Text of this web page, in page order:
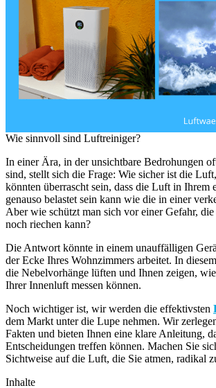
Wie sinnvoll sind Luftreiniger?
In einer Ära, in der unsichtbare Bedrohungen
sind, stellt sich die Frage: Wie sicher ist die
könnten überrascht sein, dass die Luft in Ihrem
genauso belastet sein kann wie die in einer
Aber wie schützt man sich vor einer Gefahr, die
noch riechen kann?
Die Antwort könnte in einem unauffälligen
der Ecke Ihres Wohnzimmers arbeitet. In
die Nebelvorhänge lüften und Ihnen zeigen,
Ihrer Innenluft messen können.
Noch wichtiger ist, wir werden die effektivsten
dem Markt unter die Lupe nehmen. Wir
Fakten und bieten Ihnen eine klare Anleitung,
Entscheidungen treffen können. Machen Sie
Sichtweise auf die Luft, die Sie atmen, radikal
Inhalte